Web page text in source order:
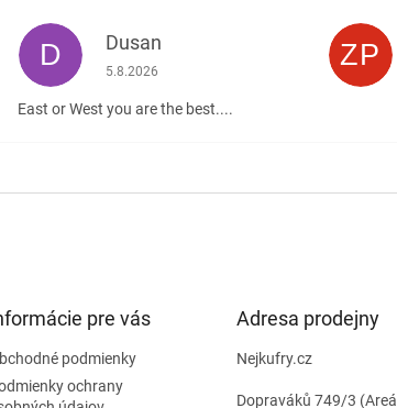
D Dusan
Hodnotenie obchodu je 5 z 5 hviezdičiek.
5.8.2026
East or West you are the best....
ZP
pre vás
podmienky
ochrany
Adresa prodejny
Nejkufry.cz
Dopraváků 749/3 (Areál